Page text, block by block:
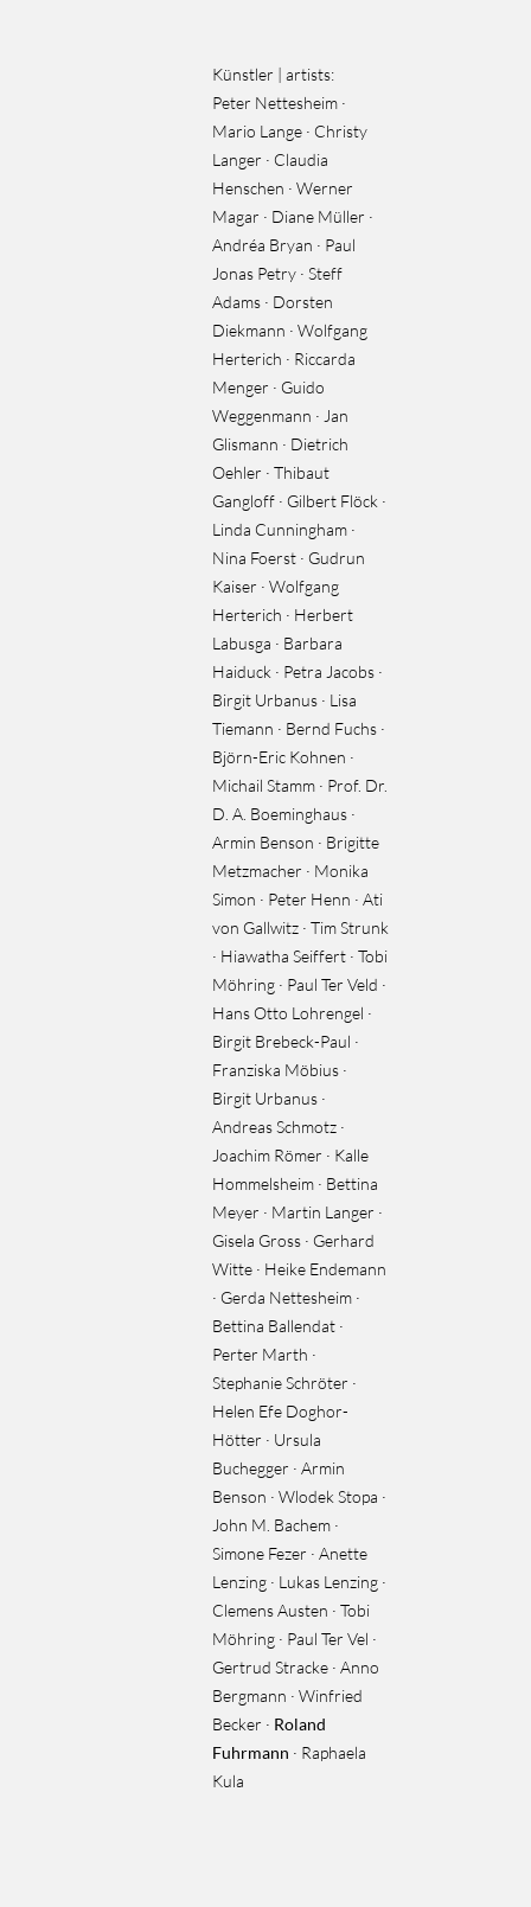
Künstler | artists:
Peter Nettesheim ·
Mario Lange · Christy
Langer · Claudia
Henschen · Werner
Magar · Diane Müller ·
Andréa Bryan · Paul
Jonas Petry · Steff
Adams · Dorsten
Diekmann · Wolfgang
Herterich · Riccarda
Menger · Guido
Weggenmann · Jan
Glismann · Dietrich
Oehler · Thibaut
Gangloff · Gilbert Flöck ·
Linda Cunningham ·
Nina Foerst · Gudrun
Kaiser · Wolfgang
Herterich · Herbert
Labusga · Barbara
Haiduck · Petra Jacobs ·
Birgit Urbanus · Lisa
Tiemann · Bernd Fuchs ·
Björn-Eric Kohnen ·
Michail Stamm · Prof. Dr.
D. A. Boeminghaus ·
Armin Benson · Brigitte
Metzmacher · Monika
Simon · Peter Henn · Ati
von Gallwitz · Tim Strunk
· Hiawatha Seiffert · Tobi
Möhring · Paul Ter Veld ·
Hans Otto Lohrengel ·
Birgit Brebeck-Paul ·
Franziska Möbius ·
Birgit Urbanus ·
Andreas Schmotz ·
Joachim Römer · Kalle
Hommelsheim · Bettina
Meyer · Martin Langer ·
Gisela Gross · Gerhard
Witte · Heike Endemann
· Gerda Nettesheim ·
Bettina Ballendat ·
Perter Marth ·
Stephanie Schröter ·
Helen Efe Doghor-
Hötter · Ursula
Buchegger · Armin
Benson · Wlodek Stopa ·
John M. Bachem ·
Simone Fezer · Anette
Lenzing · Lukas Lenzing ·
Clemens Austen · Tobi
Möhring · Paul Ter Vel ·
Gertrud Stracke · Anno
Bergmann · Winfried
Becker · Roland
Fuhrmann · Raphaela
Kula